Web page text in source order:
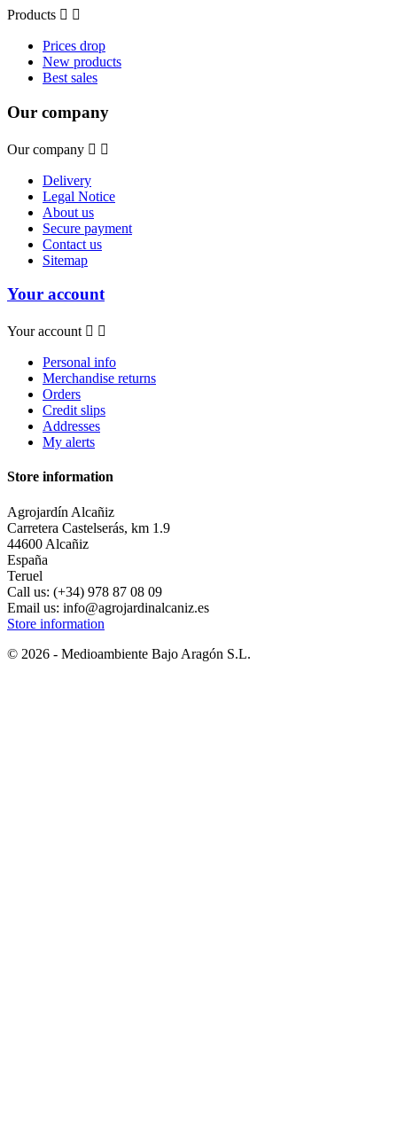
Products  
Prices drop
New products
Best sales
Our company
Our company  
Delivery
Legal Notice
About us
Secure payment
Contact us
Sitemap
Your account
Your account  
Personal info
Merchandise returns
Orders
Credit slips
Addresses
My alerts
Store information
Agrojardín Alcañiz
Carretera Castelserás, km 1.9
44600 Alcañiz
España
Teruel
Call us: (+34) 978 87 08 09
Email us: info@agrojardinalcaniz.es
Store information
© 2026 - Medioambiente Bajo Aragón S.L.